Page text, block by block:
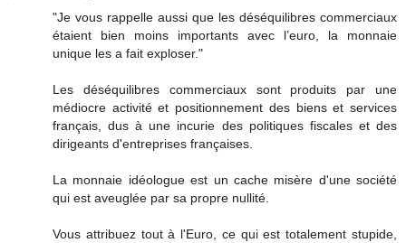
"Je vous rappelle aussi que les déséquilibres commerciaux
étaient bien moins importants avec l’euro, la monnaie
unique les a fait exploser."
Les déséquilibres commerciaux sont produits par une
médiocre activité et positionnement des biens et services
français, dus à une incurie des politiques fiscales et des
dirigeants d'entreprises françaises.
La monnaie idéologue est un cache misère d'une société
qui est aveuglée par sa propre nullité.
Vous attribuez tout à l'Euro, ce qui est totalement stupide,